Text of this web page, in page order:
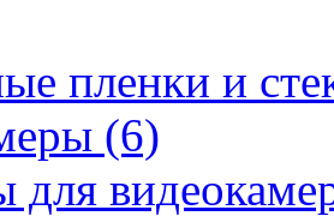
пленки и
(6)
для